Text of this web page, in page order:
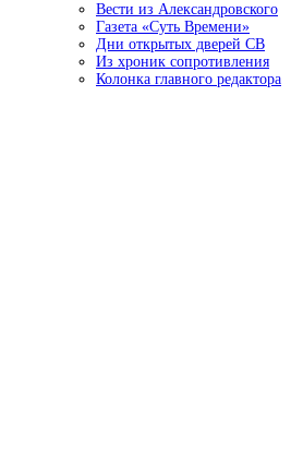
Вести из Александровского
Газета «Суть Времени»
Дни открытых дверей СВ
Из хроник сопротивления
Колонка главного редактора